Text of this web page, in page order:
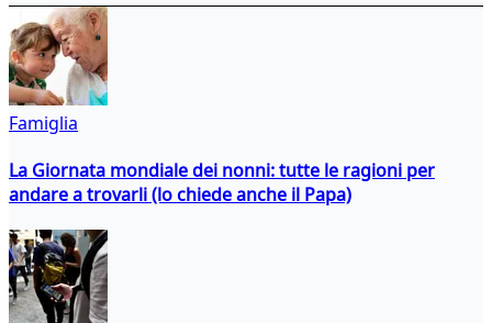
Famiglia
La Giornata mondiale dei nonni: tutte le ragioni per
andare a trovarli (lo chiede anche il Papa)